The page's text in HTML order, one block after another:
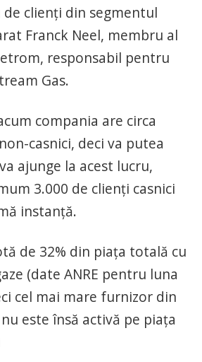
clienți din segmentul
Franck Neel, membru al
responsabil pentru
Gas.
compania are circa
casnici, deci va putea
ajunge la acest lucru,
3.000 de clienți casnici
instanță.
de 32% din piața totală cu
(date ANRE pentru luna
cel mai mare furnizor din
este însă activă pe piața